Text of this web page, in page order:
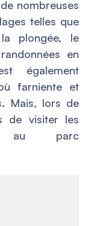
nombreuses
telles que
plongée, le
en
également
farniente et
Mais, lors de
de visiter les
au parc